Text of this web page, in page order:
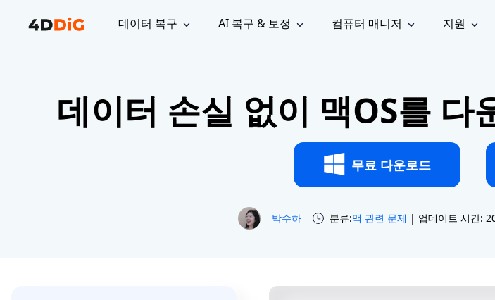
데이터 복구
윈도우에서 삭제된 파일 복구
프로 무료
WhatsApp 데이터 복구
AI 복구 & 보정
동영상
복구
사진 복
구
복구
영상 화
컴퓨터 매니저
Partition Manager
Windows용 간편 디스크 관리
Duplicate File Deleter
AI
중복 파일 검색 및 삭제
Tenorshare Cleamio
Mac 최적화 및 정밀 클린
Dll
손상
지원
지원 센터
가이드, 라이선스, 문의
사용자 가이드
사용자 가이드 센터
사용 방법 가이드
모든 팁 & 해결 방법
데이터 손실 없이 맥OS를 다
무료 다운로드
박수하 분류:맥 관련 문제 | 업데이트 시간: